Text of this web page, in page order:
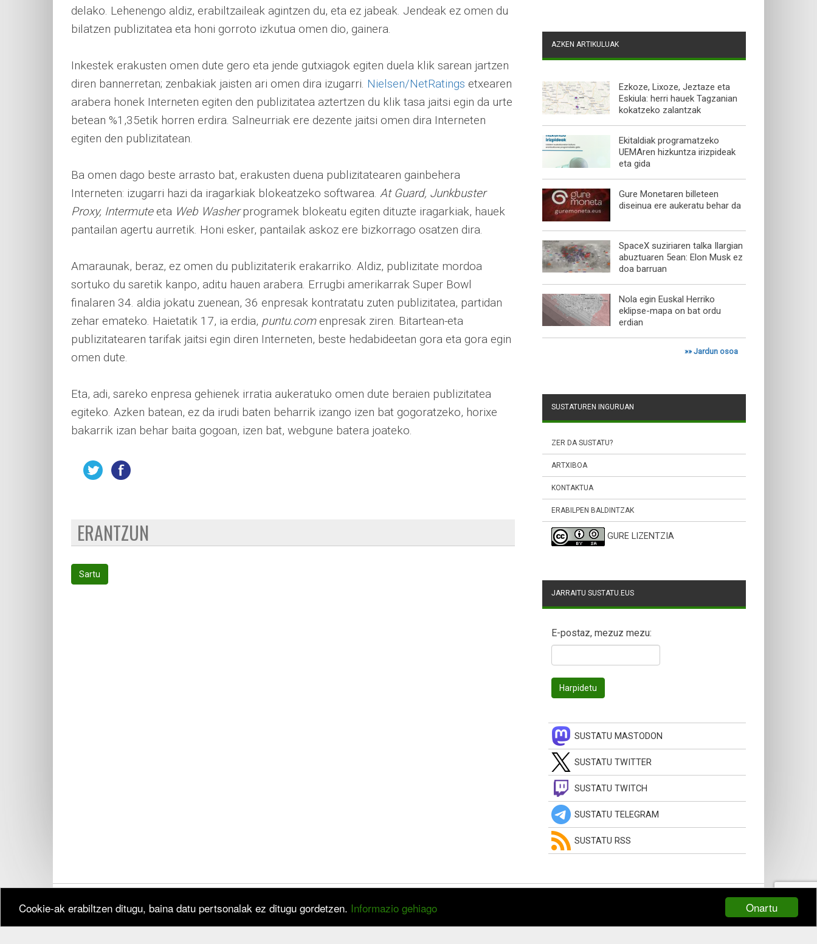
Onartu
Cookie-ak erabiltzen ditugu, baina datu pertsonalak ez ditugu gordetzen. Informazio gehiago
delako. Lehenengo aldiz, erabiltzaileak agintzen du, eta ez jabeak. Jendeak ez omen du
bilatzen publizitatea eta honi gorroto izkutua omen dio, gainera.
Inkestek erakusten omen dute gero eta jende gutxiagok egiten duela klik sarean jartzen
diren bannerretan; zenbakiak jaisten ari omen dira izugarri. Nielsen/NetRatings etxearen
arabera honek Interneten egiten den publizitatea aztertzen du klik tasa jaitsi egin da urte
betean %1,35etik horren erdira. Salneurriak ere dezente jaitsi omen dira Interneten
egiten den publizitatean.
Ba omen dago beste arrasto bat, erakusten duena publizitatearen gainbehera
Interneten: izugarri hazi da iragarkiak blokeatzeko softwarea. At Guard, Junkbuster
Proxy, Intermuteeta Web Washerprogramek blokeatu egiten dituzte iragarkiak, hauek
pantailan agertu aurretik. Honi esker, pantailak askoz ere bizkorrago osatzen dira.
Amaraunak, beraz, ez omen du publizitaterik erakarriko. Aldiz, publizitate mordoa
sortuko du saretik kanpo, aditu hauen arabera. Errugbi amerikarrak Super Bowl
finalaren 34. aldia jokatu zuenean, 36 enpresak kontratatu zuten publizitatea, partidan
zehar emateko. Haietatik 17, ia erdia, puntu.comenpresak ziren. Bitartean-eta
publizitatearen tarifak jaitsi egin diren Interneten, beste hedabideetan gora eta gora egin
omen dute.
Eta, adi, sareko enpresa gehienek irratia aukeratuko omen dute beraien publizitatea
egiteko. Azken batean, ez da irudi baten beharrik izango izen bat gogoratzeko, horixe
bakarrik izan behar baita gogoan, izen bat, webgune batera joateko.
ERANTZUN
Sartu
AZKEN ARTIKULUAK
Ezkoze, Lixoze, Jeztaze eta
Eskiula: herri hauek Tagzanian
kokatzeko zalantzak
Ekitaldiak programatzeko
UEMAren hizkuntza irizpideak
eta gida
Gure Monetaren billeteen
diseinua ere aukeratu behar da
SpaceX suziriaren talka Ilargian
abuztuaren 5ean: Elon Musk ez
doa barruan
Nola egin Euskal Herriko
eklipse-mapa on bat ordu
erdian
»»Jardun osoa
SUSTATUREN INGURUAN
ZER DA SUSTATU?
ARTXIBOA
KONTAKTUA
ERABILPEN BALDINTZAK
GURE LIZENTZIA
JARRAITU SUSTATU.EUS
E-postaz, mezuz mezu:
SUSTATU MASTODON
SUSTATU TWITTER
SUSTATU TWITCH
SUSTATU TELEGRAM
SUSTATU RSS